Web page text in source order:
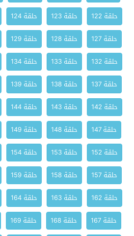
حلقة 122
حلقة 123 حلقة 124
حلقة 127
حلقة 128 حلقة 129
حلقة 132
حلقة 133 حلقة 134
حلقة 137
حلقة 138 حلقة 139
حلقة 142
حلقة 143 حلقة 144
حلقة 147
حلقة 148 حلقة 149
حلقة 152
حلقة 153 حلقة 154
حلقة 157
حلقة 158 حلقة 159
حلقة 162
حلقة 163 حلقة 164
حلقة 167
حلقة 168 حلقة 169